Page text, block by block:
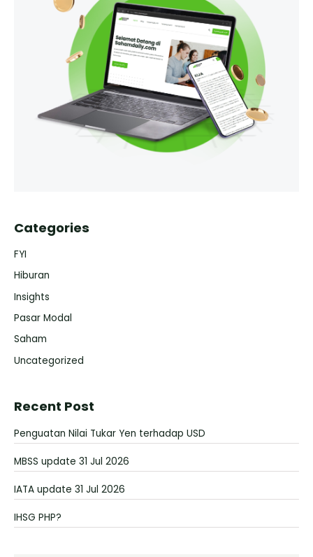
Categories
FYI
Hiburan
Insights
Pasar Modal
Saham
Uncategorized
Recent Post
Penguatan Nilai Tukar Yen terhadap USD
MBSS update 31 Jul 2026
IATA update 31 Jul 2026
IHSG PHP?